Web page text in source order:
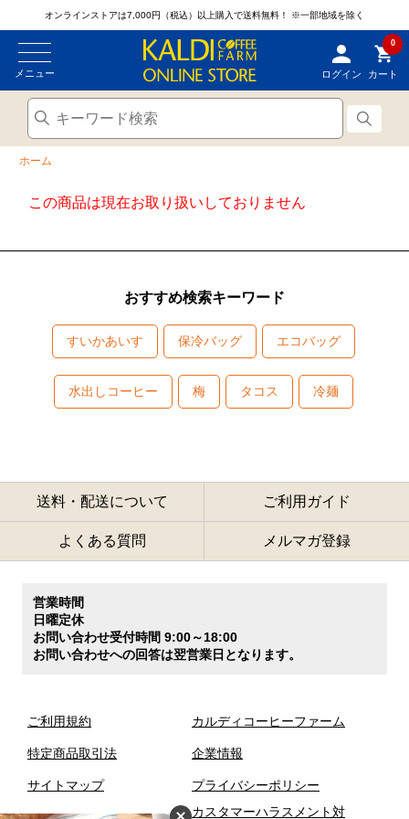
オンラインストアは7,000円（税込）以上購入で送料無料！ ※一部地域を除く
メニュー ログイン
0
カート
ホーム
この商品は現在お取り扱いしておりません
おすすめ検索キーワード
すいかあいす 保冷バッグ エコバッグ
水出しコーヒー 梅 タコス 冷麺
送料・配送について ご利用ガイド
よくある質問 メルマガ登録
営業時間
日曜定休
お問い合わせ受付時間 9:00～18:00
お問い合わせへの回答は翌営業日となります。
ご利用規約
特定商品取引法
サイトマップ
カルディコーヒーファーム
企業情報
プライバシーポリシー
カスタマーハラスメント対